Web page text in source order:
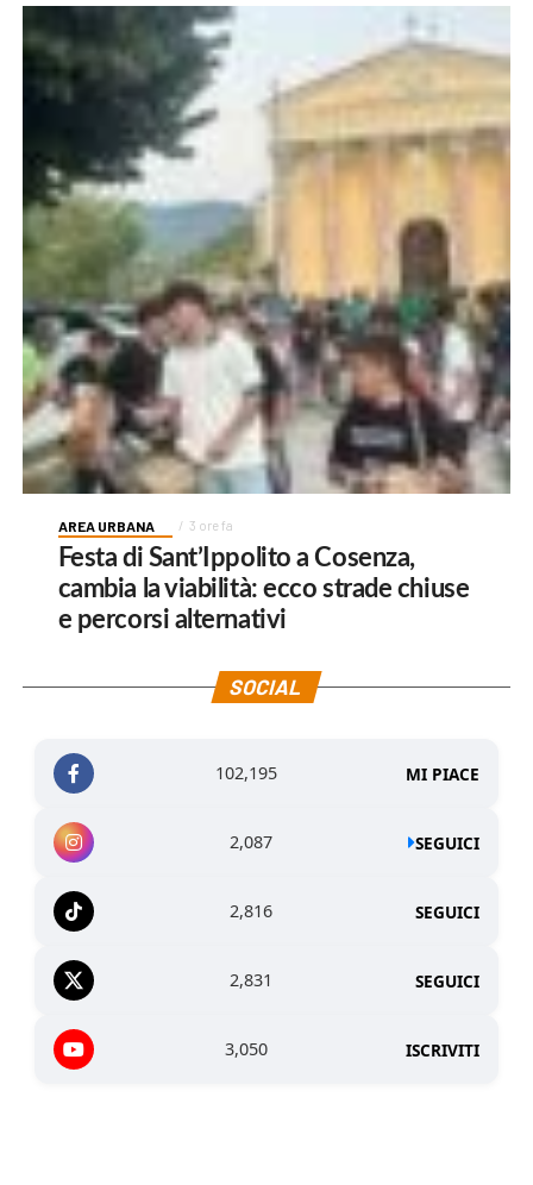
AREA URBANA 3 ore fa
Festa di Sant’Ippolito a Cosenza,
cambia la viabilità: ecco strade chiuse
e percorsi alternativi
SOCIAL
102,195 MI PIACE
2,087 SEGUICI
2,816 SEGUICI
2,831 SEGUICI
3,050 ISCRIVITI